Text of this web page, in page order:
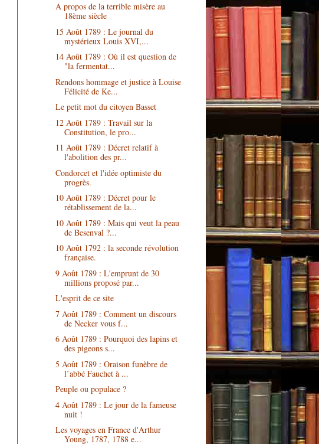
A propos de la terrible misère au
18ème siècle
15 Août 1789 : Le journal du
mystérieux Louis XVI,...
14 Août 1789 : Où il est question de
"la fermentat...
Rendons hommage et justice à Louise
Félicité de Ke...
Le petit mot du citoyen Basset
12 Août 1789 : Travail sur la
Constitution, le pro...
11 Août 1789 : Décret relatif à
l'abolition des pr...
Condorcet et l'idée optimiste du
progrès.
10 Août 1789 : Décret pour le
rétablissement de la...
10 Août 1789 : Mais qui veut la peau
de Besenval ?...
10 Août 1792 : la seconde révolution
française.
9 Août 1789 : L'emprunt de 30
millions proposé par...
L'esprit de ce site
7 Août 1789 : Comment un discours
de Necker vous f...
6 Août 1789 : Pourquoi des lapins et
des pigeons s...
5 Août 1789 : Oraison funèbre de
l’abbé Fauchet à ...
Peuple ou populace ?
4 Août 1789 : Le jour de la fameuse
nuit !
Les voyages en France d'Arthur
Young, 1787, 1788 e...